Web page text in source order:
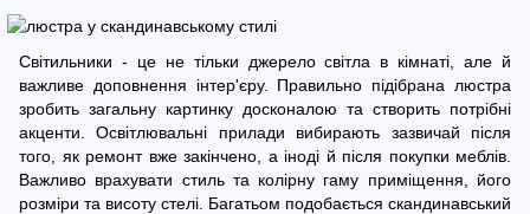
Світильники - це не тільки джерело світла в кімнаті, але й
важливе доповнення інтер'єру. Правильно підібрана люстра
зробить загальну картинку досконалою та створить потрібні
акценти. Освітлювальні прилади вибирають зазвичай після
того, як ремонт вже закінчено, а іноді й після покупки меблів.
Важливо врахувати стиль та колірну гаму приміщення, його
розміри та висоту стелі. Багатьом подобається скандинавський